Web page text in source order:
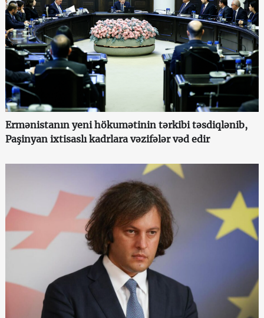
Ermənistanın yeni hökumətinin tərkibi təsdiqlənib,
Paşinyan ixtisaslı kadrlara vəzifələr vəd edir